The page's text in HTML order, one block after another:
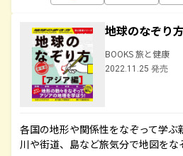
地球のなぞ
BOOKS 旅と健康
2022.11.25 発売
各国の地形や関係性をなぞって学ぶ
川や街道、島など旅気分で地図をな